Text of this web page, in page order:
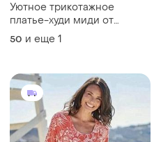
Уютное трикотажное
платье-худи миди от
george (mellange) р.12-14
50 и еще 1